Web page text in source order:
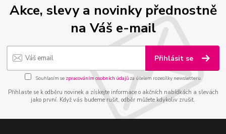
Akce, slevy a novinky přednostně
na Váš e-mail
Přihlásit se
Souhlasím se zpracováním osobních údajůza účelem rozesílky newsletteru.
Přihlaste se k odběru novinek a získejte informace o akčních nabídkách a slevách
jako první. Když vás budeme rušit, odběr můžete kdykoliv zrušit.